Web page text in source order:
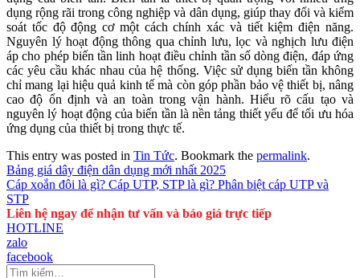
dụng rộng rãi trong công nghiệp và dân dụng, giúp thay đổi và kiểm
soát tốc độ động cơ một cách chính xác và tiết kiệm điện năng.
Nguyên lý hoạt động thông qua chỉnh lưu, lọc và nghịch lưu điện
áp cho phép biến tần linh hoạt điều chỉnh tần số dòng điện, đáp ứng
các yêu cầu khác nhau của hệ thống. Việc sử dụng biến tần không
chỉ mang lại hiệu quả kinh tế mà còn góp phần bảo vệ thiết bị, nâng
cao độ ổn định và an toàn trong vận hành. Hiểu rõ cấu tạo và
nguyên lý hoạt động của biến tần là nền tảng thiết yếu để tối ưu hóa
ứng dụng của thiết bị trong thực tế.
This entry was posted in Tin Tức. Bookmark the permalink.
Bảng giá dây điện dân dụng mới nhất 2025
Cáp xoắn đôi là gì? Cáp UTP, STP là gì? Phân biệt cáp UTP và
STP
Liên hệ ngay để nhận tư vấn và báo giá trực tiếp
HOTLINE
zalo
facebook